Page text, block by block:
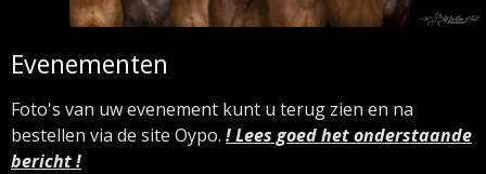
Evenementen
Foto's van uw evenement kunt u terug zien en na
bestellen via de site Oypo. ! Lees goed het onderstaande
bericht !